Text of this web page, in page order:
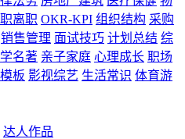
离职 OKR-KPI 组织结构 采购
销售管理 面试技巧 计划总结 综
名著 亲子家庭 心理成长 职场
板 影视综艺 生活常识 体育游
达人作品